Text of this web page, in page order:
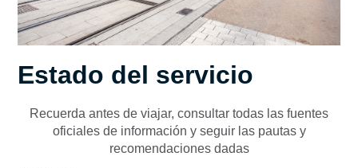
Estado del servicio
Recuerda antes de viajar, consultar todas las fuentes
oficiales de información y seguir las pautas y
recomendaciones dadas